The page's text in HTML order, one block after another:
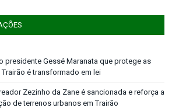
presidente Gessé Maranata que protege as
é transformado em lei
Zezinho da Zane é sancionada e reforça a
de terrenos urbanos em Trairão